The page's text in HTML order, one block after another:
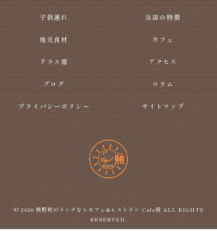
子供連れ 当店の特徴
地元食材 カフェ
テラス席 アクセス
ブログ コラム
プライバシーポリシー サイトマップ
© 2026 熊野町のランチならカフェ&レストラン Cafe照 ALL RIGHTS
RESERVED.